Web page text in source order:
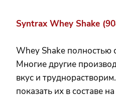
Syntrax Whey Shake
Whey Shake полностью
Многие другие
вкус и
показать их в составе